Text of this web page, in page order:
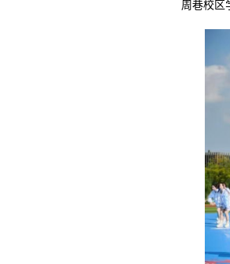
周巷校区